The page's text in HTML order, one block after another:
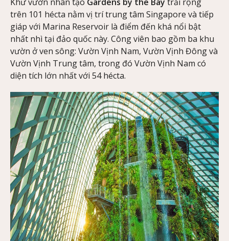
trên 101 hécta nằm vị trí trung tâm Singapore và tiếp
giáp với Marina Reservoir là điểm đến khá nổi bật
nhất nhì tại đảo quốc này. Công viên bao gồm ba khu
vườn ở ven sông: Vườn Vịnh Nam, Vườn Vịnh Đông và
Vườn Vịnh Trung tâm, trong đó Vườn Vịnh Nam có
diện tích lớn nhất với 54 hécta.